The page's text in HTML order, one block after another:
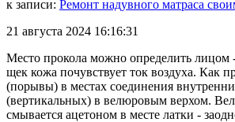
к записи: Ремонт надувного матраса
21 августа 2024 16:16:31
Место прокола можно определить лицом
щек кожа почувствует ток воздуха. Как
(порывы) в местах соединения
(вертикальных) в велюровым верхом.
смывается ацетоном в месте латки -